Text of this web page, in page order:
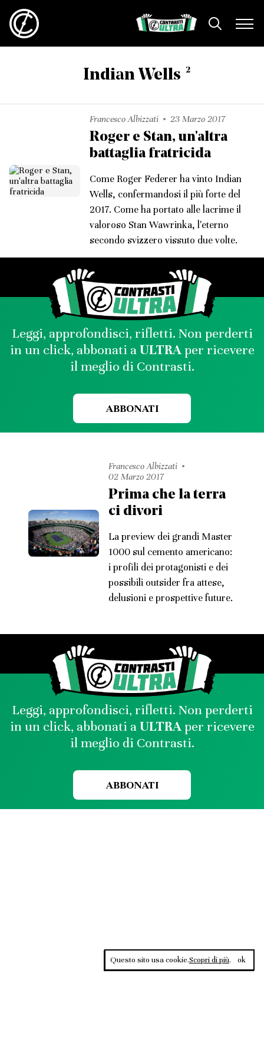
Indian Wells 2
Francesco Albizzati 23 Marzo 2017
Roger e Stan, un'altra
battaglia fratricida
Come Roger Federer ha vinto Indian
Wells, confermandosi il più forte del
2017. Come ha portato alle lacrime il
valoroso Stan Wawrinka, l'eterno
secondo svizzero vissuto due volte.
Leggi, approfondisci, rifletti. Non perderti
in un click, abbonati aULTRAper ricevere
il meglio di Contrasti.
ABBONATI
Francesco Albizzati
02 Marzo 2017
Prima che la terra
ci divori
La preview dei grandi Master
1000 sul cemento americano:
i profili dei protagonisti e dei
possibili outsider fra attese,
delusioni e prospettive future.
Leggi, approfondisci, rifletti. Non perderti
in un click, abbonati aULTRAper ricevere
il meglio di Contrasti.
ABBONATI
Questo sito usa cookie.Scopri di più. ok